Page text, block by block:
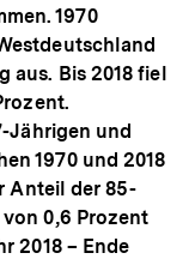
1970
aus. Bis 2018 fiel
Jährigen und
1970 und 2018
Anteil der 85-
0,6 Prozent
2018 – Ende